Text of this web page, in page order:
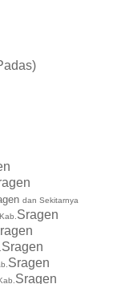
dan Sekitarnya
Kab.Sragen
Sragen
Sragen
Sragen